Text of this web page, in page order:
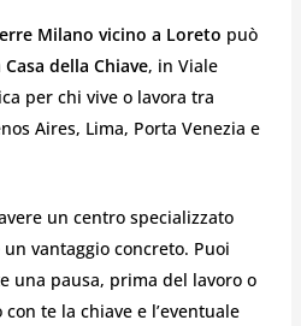
Milano vicino a Loreto può
Casa della Chiave, in Viale
per chi vive o lavora tra
Aires, Lima, Porta Venezia e
un centro specializzato
vantaggio concreto. Puoi
una pausa, prima del lavoro o
te la chiave e l’eventuale